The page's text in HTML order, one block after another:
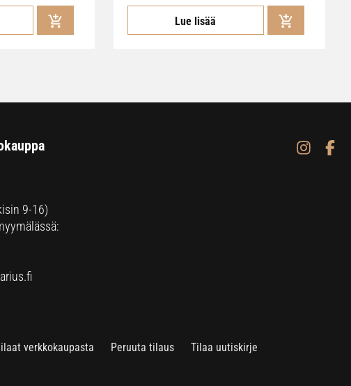
Lue lisää
9-16)
verkkokaupasta Peruuta tilaus
Tilaa uutiskirje